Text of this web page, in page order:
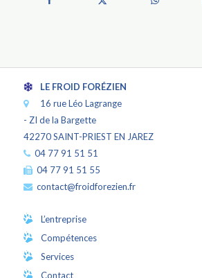
LE FROID FORÉZIEN
16 rue Léo Lagrange
- ZI de la Bargette
42270 SAINT-PRIEST EN JAREZ
04 77 91 51 51
04 77 91 51 55
contact@froidforezien.fr
L’entreprise
Compétences
Services
Contact